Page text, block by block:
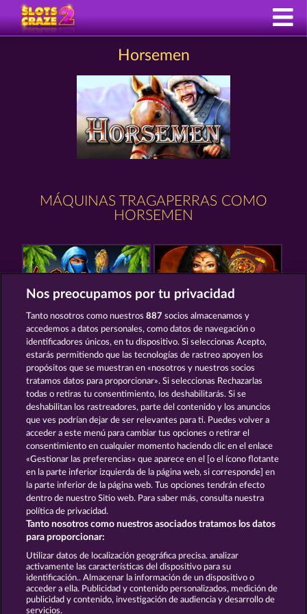
Horsemen
MÁQUINAS TRAGAPERRAS COMO
HORSEMEN
40 THIEVES MAGIC BOOK 6
MAGIC BOOK GATES OF PERSIA
Términos y condiciones
Declaración de privacidad
Empresa
Enviar solicitud de desistimiento
Nos preocupamos por tu privacidad
Tanto nosotros como nuestros887 socios almacenamos y
accedemos a datos personales, como datos de navegación o
identificadores únicos, en tu dispositivo. Si seleccionas Acepto,
estarás permitiendo que las tecnologías de rastreo apoyen los
propósitos que se muestran en «nosotros y nuestros socios
tratamos datos para proporcionar». Si seleccionas Rechazarlas
todas o retiras tu consentimiento, los deshabilitarás. Si se
deshabilitan los rastreadores, parte del contenido y los anuncios
que ves podrían dejar de ser relevantes para ti. Puedes volver a
acceder a este menú para cambiar tus opciones o retirar el
consentimiento en cualquier momento haciendo clic en el enlace
«Gestionar las preferencias» que aparece en el [o el ícono flotante
en la parte inferior izquierda de la página web, si corresponde] en
la parte inferior de la página web. Tus opciones tendrán efecto
dentro de nuestro Sitio web. Para saber más, consulta nuestra
política de privacidad.
Tanto nosotros como nuestros asociados tratamos los datos
para proporcionar:
Utilizar datos de localización geográfica precisa. analizar
activamente las características del dispositivo para su
identificación.. Almacenar la información de un dispositivo o
acceder a ella. Publicidad y contenido personalizados, medición de
publicidad y contenido, investigación de audiencia y desarrollo de
servicios.